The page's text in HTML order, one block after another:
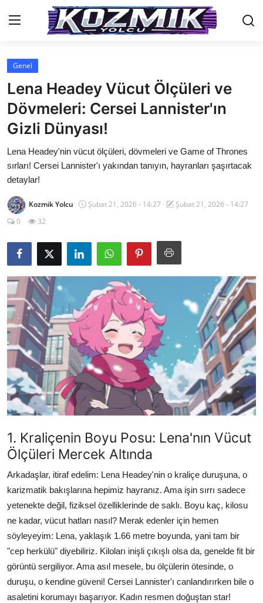
Anasayfa
Genel
İletişim
Anime Önerileri
Kore Dünyası
Anime Karakterleri
Dizi & Film
Testler
Genel
Lena Headey Vücut Ölçüleri ve
Dövmeleri: Cersei Lannister'ın
Gizli Dünyası!
Lena Headey'nin vücut ölçüleri, dövmeleri ve Game of Thrones
sırları! Cersei Lannister'ı yakından tanıyın, hayranları şaşırtacak
detaylar!
Kozmik Yolcu Şubat 21, 2026 - 14:27
Şubat 21, 2026 - 14:27
0
32
1. Kraliçenin Boyu Posu: Lena'nın Vücut
Ölçüleri Mercek Altında
Arkadaşlar, itiraf edelim: Lena Headey'nin o kraliçe duruşuna, o
karizmatik bakışlarına hepimiz hayranız. Ama işin sırrı sadece
yetenekte değil, fiziksel özelliklerinde de saklı. Boyu kaç, kilosu
ne kadar, vücut hatları nasıl? Merak edenler için hemen
söyleyeyim: Lena, yaklaşık 1.66 metre boyunda, yani tam bir
"cep herkülü" diyebiliriz. Kiloları inişli çıkışlı olsa da, genelde fit bir
görüntü sergiliyor. Ama asıl mesele, bu ölçülerin ötesinde, o
duruşu, o kendine güveni! Cersei Lannister'ı canlandırırken bile o
asaletini korumayı başarıyor. Kadın resmen doğuştan star!